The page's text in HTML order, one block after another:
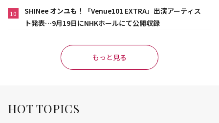
10
SHINee オンユも！「Venue101 EXTRA」出演アーティス
ト発表…9月19日にNHKホールにて公開収録
もっと見る
HOT TOPICS